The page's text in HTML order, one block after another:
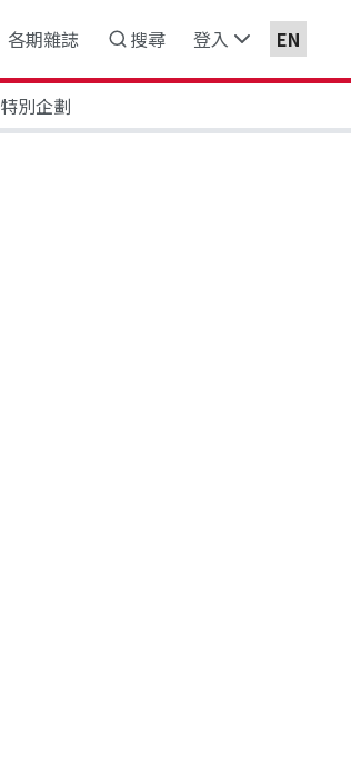
各期雜誌 搜尋 登入 EN
特別企劃